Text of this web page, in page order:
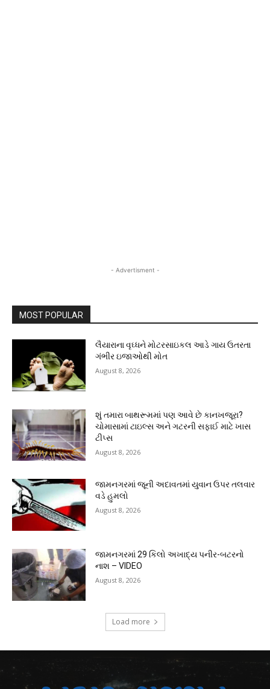
- Advertisment -
MOST POPULAR
લૈયારાના વૃઘ્ધને મોટરસાઇકલ આડે ગાય ઉતરતા
ગંભીર ઇજાઓથી મોત
August 8, 2026
શું તમારા બાથરૂમમાં પણ આવે છે કાનખજૂરા?
ચોમાસામાં ટાઇલ્સ અને ગટરની સફાઈ માટે ખાસ
ટીપ્સ
August 8, 2026
જામનગરમાં જૂની અદાવતમાં યુવાન ઉપર તલવાર
વડે હુમલો
August 8, 2026
જામનગરમાં 29 કિલો અખાદ્ય પનીર-બટરનો
નાશ – VIDEO
August 8, 2026
Load more